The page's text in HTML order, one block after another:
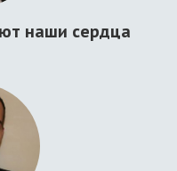
наши сердца